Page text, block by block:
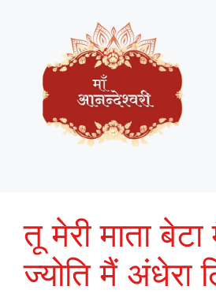
content
तू मेरी माता
ज्योति मैं अंधेरा